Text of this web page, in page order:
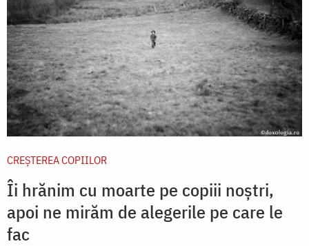
CREŞTEREA COPIILOR
Îi hrănim cu moarte pe copiii noștri,
apoi ne mirăm de alegerile pe care le
fac